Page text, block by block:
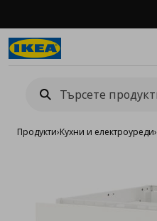
Продукти›Кухни и електроуреди›